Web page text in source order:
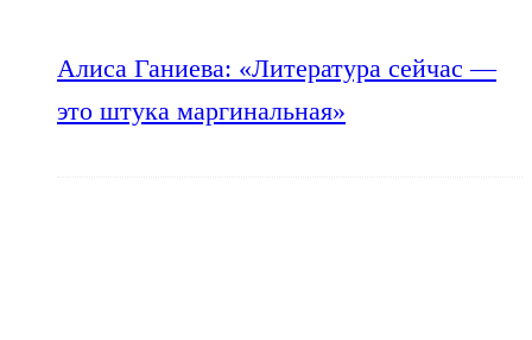
Алиса Ганиева: «Литература сейчас —
это штука маргинальная»